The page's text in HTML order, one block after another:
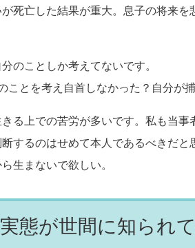
死亡した結果が重大。息子の将来
のことしか考えてないです。
ことを考え自首しなかった？自分が
る上での苦労が多いです。私も当事
するのはせめて本人であるべきだと
生まないで欲しい。
態が世間に知られ